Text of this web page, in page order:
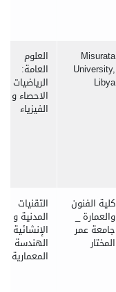
Misurata
University,
Libya
العلوم
العامة:
الرياضيات و
الاحصاء و
الفيزياء
كلية الفنون
والعمارة _
جامعة عمر
المختار
التقنيات
المدنية و
الإنشائية و
الهندسة
المعمارية